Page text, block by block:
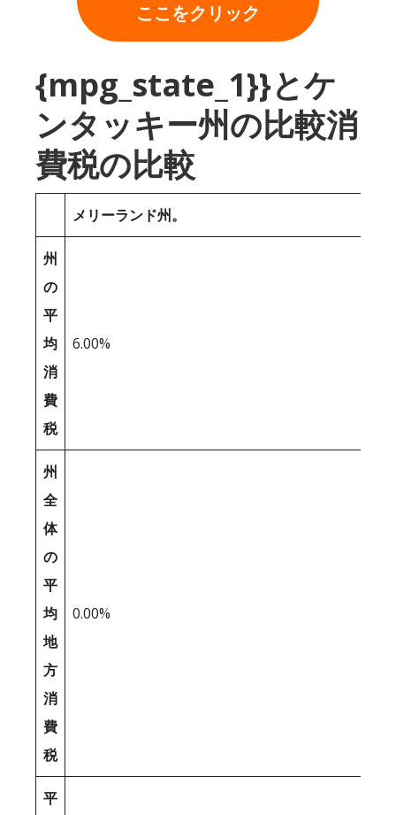
ここをクリック
{mpg_state_1}}とケ
ンタッキー州の比較消
費税の比較
メリーランド州。
州
の
平
均
消
費
税
6.00%
州
全
体
の
平
均
地
方
消
費
税
0.00%
平